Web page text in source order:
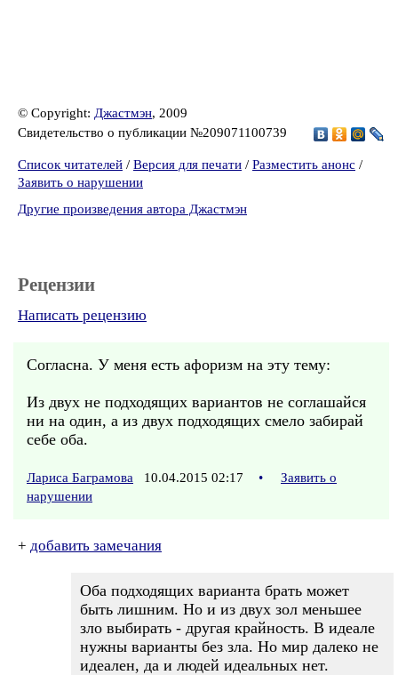
© Copyright: Джастмэн, 2009
Свидетельство о публикации №209071100739
Список читателей / Версия для печати / Разместить анонс /
Заявить о нарушении
Другие произведения автора Джастмэн
Рецензии
Написать рецензию
Согласна. У меня есть афоризм на эту тему:
Из двух не подходящих вариантов не соглашайся
ни на один, а из двух подходящих смело забирай
себе оба.
Лариса Баграмова 10.04.2015 02:17 •
Заявить о
нарушении
+ добавить замечания
Оба подходящих варианта брать может
быть лишним. Но и из двух зол меньшее
зло выбирать - другая крайность. В идеале
нужны варианты без зла. Но мир далеко не
идеален, да и людей идеальных нет.